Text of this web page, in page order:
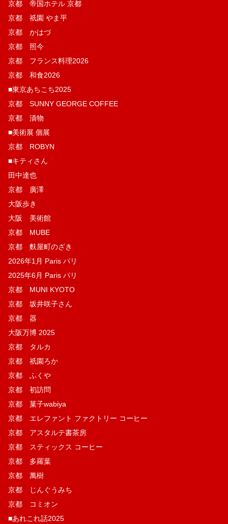
京都 帝国ホテル 京都
京都 祇園 やま平
京都 かはづ
京都 照今
京都 フランス料理2026
京都 和食2026
■東京あちこち2025
京都 SUNNY GEORGE COFFEE
京都 漬物
■美術展 個展
京都 ROBYN
■キティさん
田中達也
京都 廣澤
大阪歩き
大阪 美術館
京都 MUBE
京都 麩屋町のざき
2026年1月 Paris パリ
2025年6月 Paris パリ
京都 MUNI KYOTO
京都 坂井咲子さん
京都 器
大阪万博 2025
京都 タルカ
京都 祇園ろか
京都 ふくや
京都 初訪問
京都 菓子wabiya
京都 エレファント ファクトリー コーヒー
京都 アスタルテ書茶房
京都 スティックス コーヒー
京都 多羅葉
京都 萬樹
京都 じんぐうみち
京都 コミオン
■あれこれ話2025